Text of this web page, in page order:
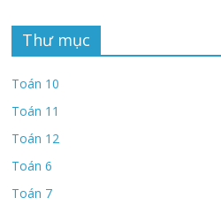
Thư mục
Toán 10
Toán 11
Toán 12
Toán 6
Toán 7